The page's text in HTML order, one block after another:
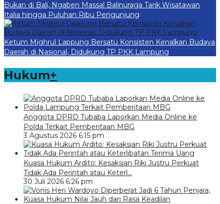
Bukan di Bali, Ngaben Massal Balinuraga Tarik Wisatawan
Italia hingga Puluhan Ribu Pengunjung
Ketum Mighrul Lappung Bersatu Konsisten Kenalkan Budaya
Daerah di Nasional, Didukung TP PKK Lampung
Hukum+
Anggota DPRD Tubaba Laporkan Media Online ke
Polda Terkait Pemberitaan MBG
3 Agustus 2026 6:15 pm
Kuasa Hukum Ardito: Kesaksian Riki Justru Perkuat
Tidak Ada Perintah atau Keterl…
30 Juli 2026 6:26 pm